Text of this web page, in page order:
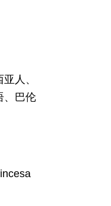
人、
、巴伦